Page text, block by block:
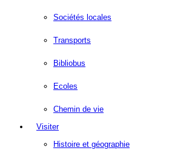
Sociétés locales
Transports
Bibliobus
Ecoles
Chemin de vie
Visiter
Histoire et géographie